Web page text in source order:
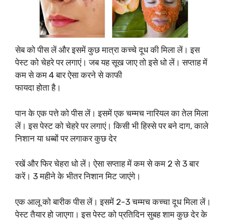
सेब को पीस लें और इसमें कुछ मात्रा कच्चे दूध की मिला लें। इस
पेस्ट को चेहरे पर लगाएं। जब यह सूख जाए तो इसे धो लें। सप्ताह में
कम से कम 4 बार ऐसा करने से काफी
फायदा होता है।
पान के एक पत्ते को पीस लें। इसमें एक चम्मच नारियल का तेल मिला
लें। इस पेस्ट को चेहरे पर लगाएं। किसी भी हिस्से पर बने दाग, काले
निशान या धब्बों पर लगाकर कुछ देर
रखें और फिर चेहरा धो लें। ऐसा सप्ताह में कम से कम 2 से 3 बार
करें। 3 महीने के भीतर निशान मिट जाएंगे।
एक आलू को बारीक पीस लें। इसमें 2-3 चम्मच कच्चा दूध मिला लें।
पेस्ट तैयार हो जाएगा। इस पेस्ट को प्रतिदिन सुबह शाम कुछ देर के